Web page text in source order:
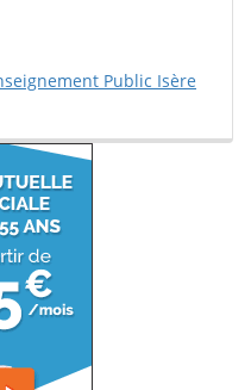
Public Isère